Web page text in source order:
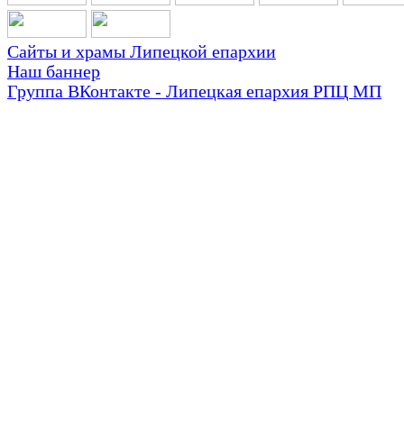
Сайты и храмы Липецкой епархии
Наш баннер
Группа ВКонтакте - Липецкая епархия РПЦ МП